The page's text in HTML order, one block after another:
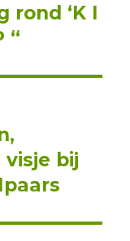
rond ‘K I
“
bij